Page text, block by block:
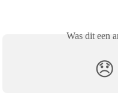
Was dit een
😞